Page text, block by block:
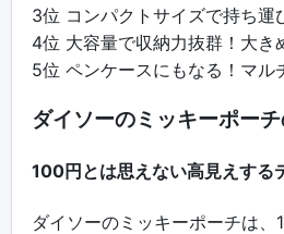
3位 コンパクトサイズで持ち運
4位 大容量で収納力抜群！大き
5位 ペンケースにもなる！マル
ダイソーのミッキーポー
100円とは思えない高見えする
ダイソーのミッキーポーチは